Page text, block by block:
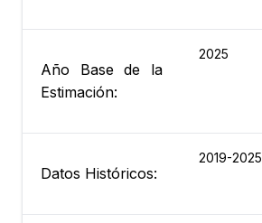
Año Base de la
Estimación:
2025
Datos Históricos:
2019-2025